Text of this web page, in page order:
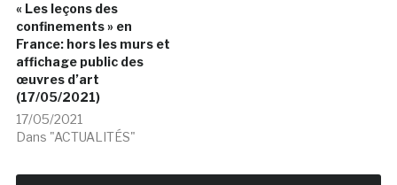
« Les leçons des
confinements » en
France: hors les murs et
affichage public des
œuvres d’art
(17/05/2021)
17/05/2021
Dans "ACTUALITÉS"